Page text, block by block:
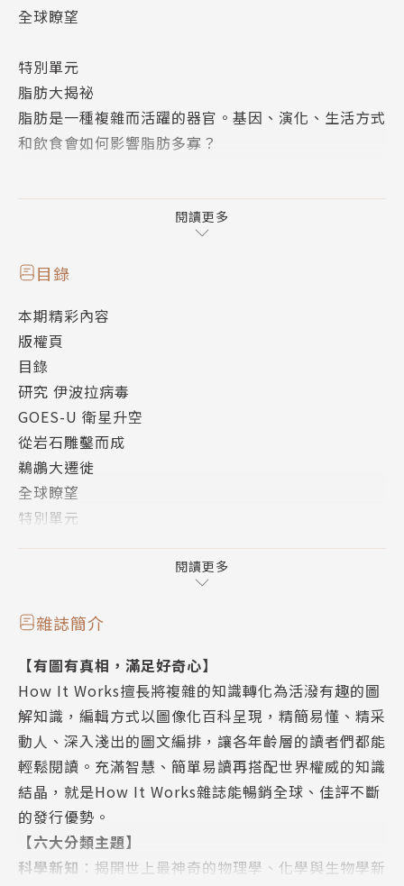
全球瞭望
特別單元
脂肪大揭祕
脂肪是一種複雜而活躍的器官。基因、演化、生活方式
和飲食會如何影響脂肪多寡？
為何陽光會令皮膚變紅、疼痛，甚至是感到不適？
男女腦部比一比
氯如何清潔泳池？
這種化學物質能殺菌，可有效消滅水中的細菌和病毒
交通運輸
乾船塢是什麼？
這種船舶專用的維修廠能保持遠洋船隻的船況
環境生態
城市的野生生物
為何颶風變得越來越強？
揭開南極洲的面紗
科技大觀
化身智慧型手機科學家
善用訣竅與技巧，讓智慧型手機變成尋找昆蟲、觀測星
象的裝置
興建世界貿易中心一號大樓
這棟建築從雙子星大樓的廢墟中重生，一探其建造過程
怎麼鑽出世上最深的孔洞？
人類已將探測器送往太陽系深處，但對地表之下仍所知
閱讀更多
目錄
本期精彩內容
版權頁
目錄
研究 伊波拉病毒
GOES-U 衛星升空
從岩石雕鑿而成
鵜鶘大遷徙
全球瞭望
特別單元
科技大觀
太空探索
金頭腦大考驗
問問題 長知識
現代人該知道
閱讀更多
雜誌簡介
【有圖有真相，滿足好奇心】
How It Works擅長將複雜的知識轉化為活潑有趣的圖
解知識，編輯方式以圖像化百科呈現，精簡易懂、精采
動人、深入淺出的圖文編排，讓各年齡層的讀者們都能
輕鬆閱讀。充滿智慧、簡單易讀再搭配世界權威的知識
結晶，就是How It Works雜誌能暢銷全球、佳評不斷
的發行優勢。
【六大分類主題】
科學新知 ：揭開世上最神奇的物理學、化學與生物學新